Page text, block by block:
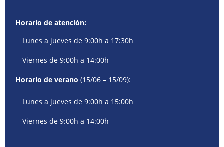
Horario de atención:
Lunes a jueves de 9:00h a 17:30h
Viernes de 9:00h a 14:00h
Horario de verano (15/06 – 15/09):
Lunes a jueves de 9:00h a 15:00h
Viernes de 9:00h a 14:00h